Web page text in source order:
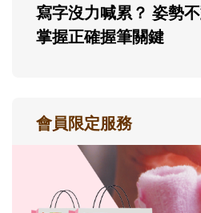
寫字沒力喊累？ 姿勢
掌握正確握筆關鍵
會員限定服務